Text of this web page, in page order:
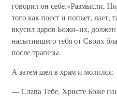
говорил он себе.«Размысли,
того как поест и попьет, лает,
вкусил даров Божи–их, должен
насытившего тебя от Своих
после трапезы.
А затем шел в храм и молился:
— Слава Тебе, Христе Боже